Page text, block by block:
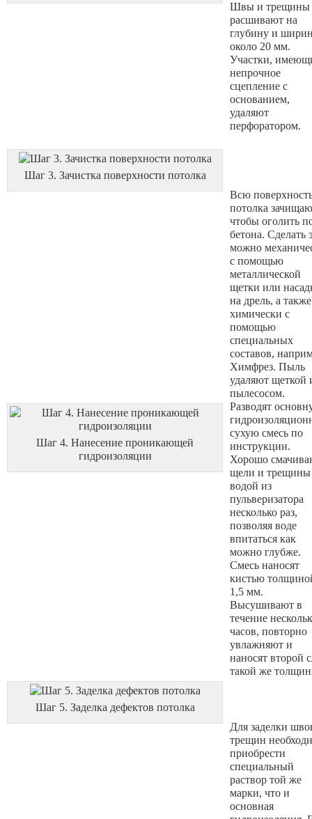
Швы и трещины
расшивают на
глубину и
около 20 мм.
Участки,
непрочное
сцепление с
основанием,
удаляют
перфоратором.
Шаг 3. Зачистка поверхности потолка
Всю
потолка
чтобы оголить
бетона. Сделать
можно
с помощью
металлической
щетки или
на дрель, а также
химически с
помощью
специальных
составов,
Химфрез. Пыль
удаляют щеткой
пылесосом.
Шаг 4. Нанесение проникающей
гидроизоляции
Разводят
сухую смесь по
инструкции.
Хорошо
щели и трещины
водой из
пульверизатора
несколько раз,
позволяя воде
впитаться как
можно глубже.
Смесь наносят
кистью
1,5 мм.
Высушивают в
течение
часов, повторно
увлажняют и
наносят второй
такой же
Шаг 5. Заделка дефектов потолка
Для заделки
трещин
приобрести
специальный
раствор той же
марки, что и
основная